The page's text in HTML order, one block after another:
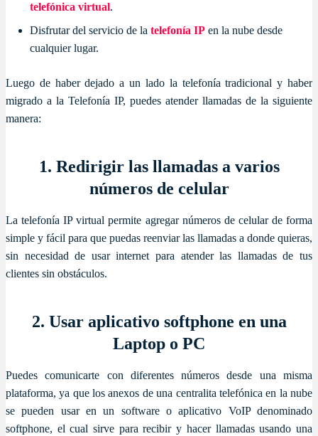
telefónica virtual.
Disfrutar del servicio de la telefonía IP en la nube desde
cualquier lugar.
Luego de haber dejado a un lado la telefonía tradicional y haber
migrado a la Telefonía IP, puedes atender llamadas de la siguiente
manera:
1. Redirigir las llamadas a varios
números de celular
La telefonía IP virtual permite agregar números de celular de forma
simple y fácil para que puedas reenviar las llamadas a donde quieras,
sin necesidad de usar internet para atender las llamadas de tus
clientes sin obstáculos.
2. Usar aplicativo softphone en una
Laptop o PC
Puedes comunicarte con diferentes números desde una misma
plataforma, ya que los anexos de una centralita telefónica en la nube
se pueden usar en un software o aplicativo VoIP denominado
softphone, el cual sirve para recibir y hacer llamadas usando una